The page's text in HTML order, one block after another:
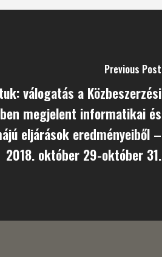
Previous Post
válogatás a Közbeszerzési
megjelent informatikai és
eljárások eredményeiből –
2018. október 29-október 31.